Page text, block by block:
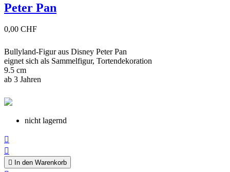
Peter Pan
0,00 CHF
Bullyland-Figur aus Disney Peter Pan
eignet sich als Sammelfigur, Tortendekoration
9.5 cm
ab 3 Jahren
nicht lagernd


 In den Warenkorb